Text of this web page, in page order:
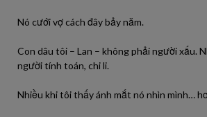
Nó cưới vợ cách đây bảy năm.
Con dâu tôi – Lan – không phải người xấu.
người tính toán, chi li.
Nhiều khi tôi thấy ánh mắt nó nhìn mình…